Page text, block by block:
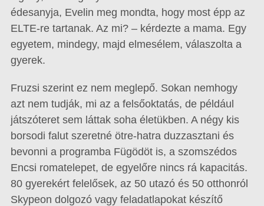
édesanyja, Evelin meg mondta, hogy most épp az
ELTE-re tartanak. Az mi? – kérdezte a mama. Egy
egyetem, mindegy, majd elmesélem, válaszolta a
gyerek.
Fruzsi szerint ez nem meglepő. Sokan nemhogy
azt nem tudják, mi az a felsőoktatás, de például
játszóteret sem láttak soha életükben. A négy kis
borsodi falut szeretné ötre-hatra duzzasztani és
bevonni a programba Fügödöt is, a szomszédos
Encsi romatelepet, de egyelőre nincs rá kapacitás.
80 gyerekért felelősek, az 50 utazó és 50 otthonról
Skypeon dolgozó vagy feladatlapokat készítő